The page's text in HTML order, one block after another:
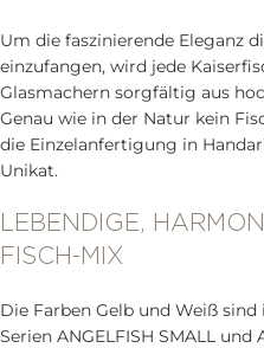
Um die faszinierende Eleganz
einzufangen, wird jede
Glasmachern sorgfältig aus
Genau wie in der Natur kein
die Einzelanfertigung in
Unikat.
LEBENDIGE,
FISCH-MIX
Die Farben Gelb und Weiß
Serien ANGELFISH SMALL und